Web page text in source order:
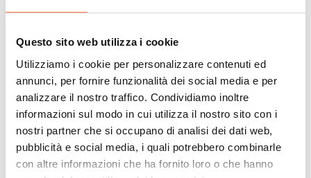
Questo sito web utilizza i cookie
Utilizziamo i cookie per personalizzare contenuti ed
annunci, per fornire funzionalità dei social media e per
analizzare il nostro traffico. Condividiamo inoltre
informazioni sul modo in cui utilizza il nostro sito con i
nostri partner che si occupano di analisi dei dati web,
pubblicità e social media, i quali potrebbero combinarle
con altre informazioni che ha fornito loro o che hanno